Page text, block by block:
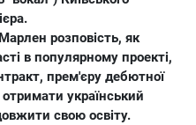
розповість, як
в популярному проекті,
прем'єру дебютної
український
свою освіту.